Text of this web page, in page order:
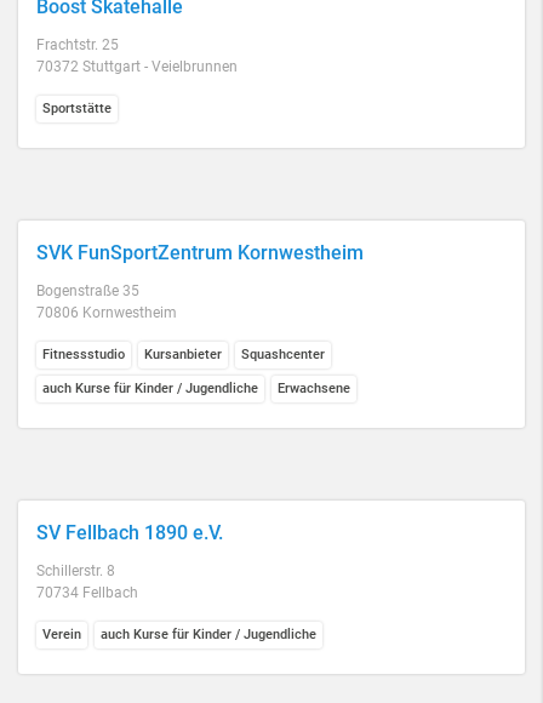
Boost Skatehalle
Frachtstr. 25
70372 Stuttgart - Veielbrunnen
Sportstätte
SVK FunSportZentrum Kornwestheim
Bogenstraße 35
70806 Kornwestheim
Fitnessstudio Kursanbieter Squashcenter
auch Kurse für Kinder / Jugendliche Erwachsene
SV Fellbach 1890 e.V.
Schillerstr. 8
70734 Fellbach
Verein auch Kurse für Kinder / Jugendliche